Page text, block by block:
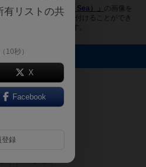
ルトン・シー（Salton Sea）」 の画像を
ーの投稿画像に評価を付けることができ
ページで表示されます。
荏原町将棋セン
ター
有リストの共
10秒）
X
Facebook
登録